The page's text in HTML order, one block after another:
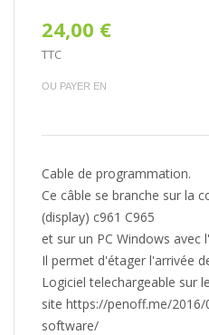
24,00 €
TTC
OU PAYER EN
Cable de programmation.
Ce câble se branche sur la
(display) c961 C965
et sur un PC Windows avec
Il permet d'étager l'arrivée
Logiciel telechargeable sur le
site https://penoff.me/
software/